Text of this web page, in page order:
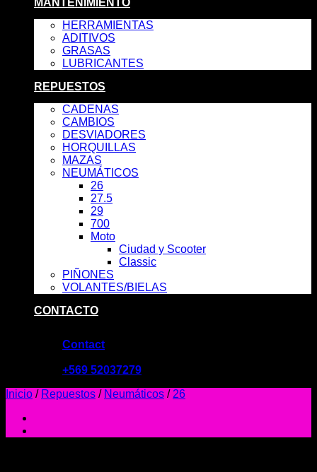
MANTENIMIENTO
HERRAMIENTAS
ADITIVOS
GRASAS
LUBRICANTES
REPUESTOS
CADENAS
CAMBIOS
DESVIADORES
HORQUILLAS
MAZAS
NEUMÁTICOS
26
27.5
29
700
Moto
Ciudad y Scooter
Classic
PIÑONES
VOLANTES/BIELAS
CONTACTO
Contact
+569 52037279
Inicio / Repuestos / Neumáticos / 26